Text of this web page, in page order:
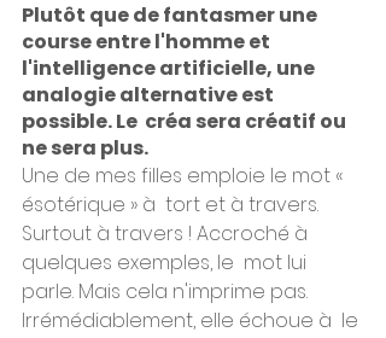
Plutôt que de fantasmer une
course entre l'homme et
l'intelligence artificielle, une
analogie alternative est
possible. Le  créa sera créatif ou
ne sera plus.
Une de mes filles emploie le mot «
ésotérique » à  tort et à travers.
Surtout à travers ! Accroché à
quelques exemples, le  mot lui
parle. Mais cela n'imprime pas.
Irrémédiablement, elle échoue à  le